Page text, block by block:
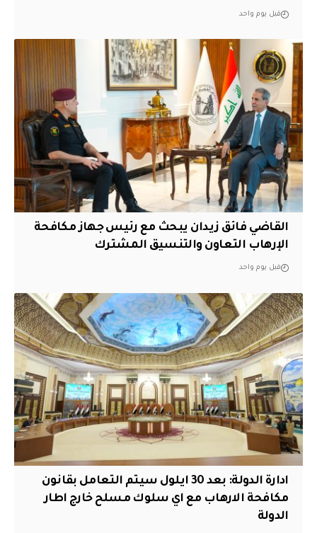
قبل يوم واحد
القاضي فائق زيدان يبحث مع رئيس جهاز مكافحة
الإرهاب التعاون والتنسيق المشترك
قبل يوم واحد
ادارة الدولة: بعد 30 ايلول سيتم التعامل بقانون
مكافحة الارهاب مع اي سلوك مسلح خارج اطار
الدولة